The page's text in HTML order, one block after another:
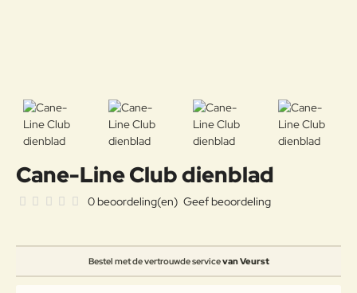
Cane-Line Club dienblad
Bestel met de vertrouwde servicevan Veurst
0 beoordeling(en) Geef beoordeling